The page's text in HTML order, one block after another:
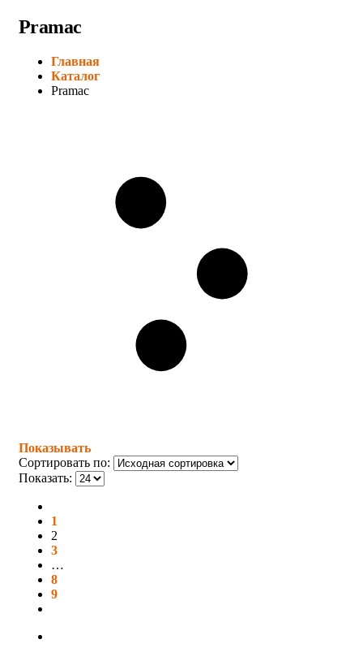
Pramac
Главная
Каталог
Pramac
Показывать
Сортировать по:
Показать:
1
2
3
…
8
9